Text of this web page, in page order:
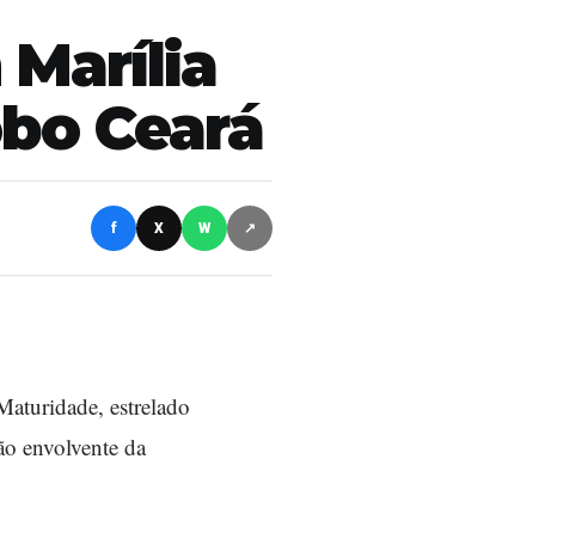
Marília
Ceará
f X W ↗
estrelado
envolvente da